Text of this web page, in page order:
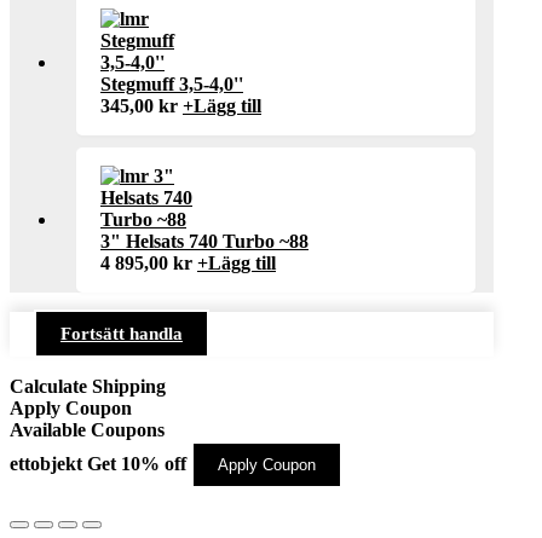
Stegmuff 3,5-4,0''
345,00 kr +Lägg till
3" Helsats 740 Turbo ~88
4 895,00 kr +Lägg till
Fortsätt handla
Calculate Shipping
Apply Coupon
Available Coupons
ettobjekt Get 10% off Apply Coupon